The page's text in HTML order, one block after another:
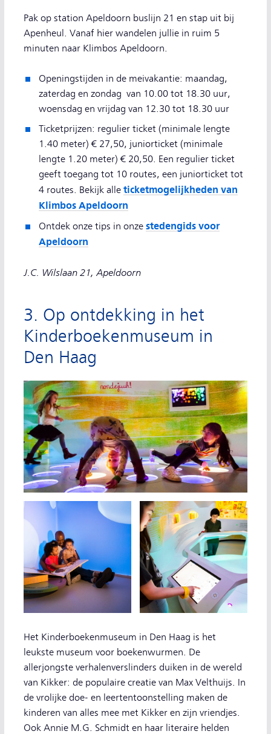
Pak op station Apeldoorn buslijn 21 en stap uit bij
Apenheul. Vanaf hier wandelen jullie in ruim 5
minuten naar Klimbos Apeldoorn.
Openingstijden in de meivakantie: maandag,
zaterdag en zondag van 10.00 tot 18.30 uur,
woensdag en vrijdag van 12.30 tot 18.30 uur
Ticketprijzen: regulier ticket (minimale lengte
1.40 meter) € 27,50, juniorticket (minimale
lengte 1.20 meter) € 20,50. Een regulier ticket
geeft toegang tot 10 routes, een juniorticket tot
4 routes. Bekijk alle ticketmogelijkheden van
Klimbos Apeldoorn
Ontdek onze tips in onze stedengids voor
Apeldoorn
J.C. Wilslaan 21, Apeldoorn
3. Op ontdekking in het
Kinderboekenmuseum in
Den Haag
Het Kinderboekenmuseum in Den Haag is het
leukste museum voor boekenwurmen. De
allerjongste verhalenverslinders duiken in de wereld
van Kikker: de populaire creatie van Max Velthuijs. In
de vrolijke doe- en leertentoonstelling maken de
kinderen van alles mee met Kikker en zijn vriendjes.
Ook Annie M.G. Schmidt en haar literaire helden